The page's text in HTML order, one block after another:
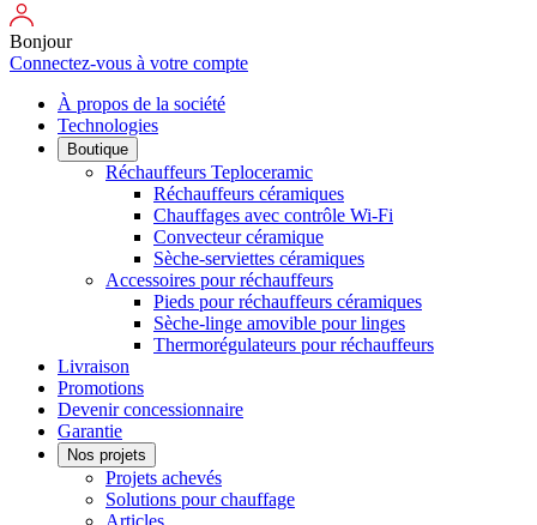
Bonjour
Connectez-vous à votre compte
À propos de la société
Technologies
Boutique
Réchauffeurs Teploceramic
Réchauffeurs céramiques
Chauffages avec contrôle Wi-Fi
Convecteur céramique
Sèche-serviettes céramiques
Accessoires pour réchauffeurs
Pieds pour réchauffeurs céramiques
Sèche-linge amovible pour linges
Thermorégulateurs pour réchauffeurs
Livraison
Promotions
Devenir concessionnaire
Garantie
Nos projets
Projets achevés
Solutions pour chauffage